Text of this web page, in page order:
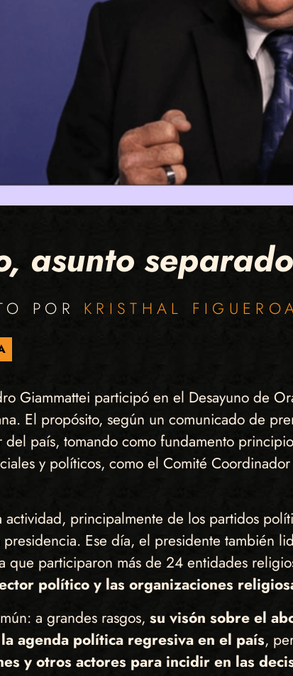
asunto separado
POR KRISTHAL
Giammattei participó en el Desayuno de
El propósito, según un comunicado de
país, tomando como fundamento
y políticos, como el Comité
principalmente de los partidos
Ese día, el presidente también
participaron más de 24 entidades
político y las organizaciones
a grandes rasgos, su visón sobre el
agenda política regresiva en el país,
y otros actores para incidir en las